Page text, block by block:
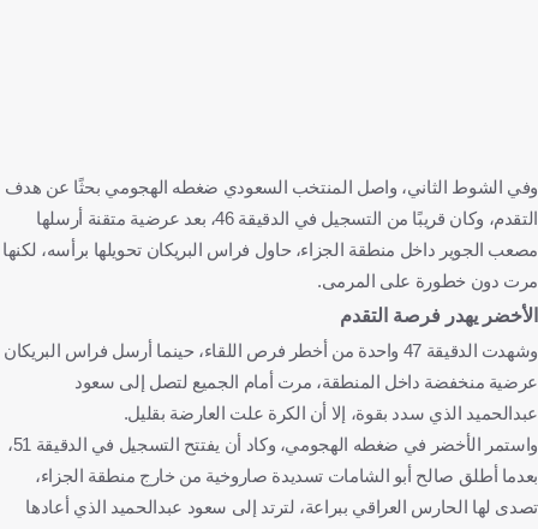
وفي الشوط الثاني، واصل المنتخب السعودي ضغطه الهجومي بحثًا عن هدف
التقدم، وكان قريبًا من التسجيل في الدقيقة 46، بعد عرضية متقنة أرسلها
مصعب الجوير داخل منطقة الجزاء، حاول فراس البريكان تحويلها برأسه، لكنها
مرت دون خطورة على المرمى.
الأخضر يهدر فرصة التقدم
وشهدت الدقيقة 47 واحدة من أخطر فرص اللقاء، حينما أرسل فراس البريكان
عرضية منخفضة داخل المنطقة، مرت أمام الجميع لتصل إلى سعود
عبدالحميد الذي سدد بقوة، إلا أن الكرة علت العارضة بقليل.
واستمر الأخضر في ضغطه الهجومي، وكاد أن يفتتح التسجيل في الدقيقة 51،
بعدما أطلق صالح أبو الشامات تسديدة صاروخية من خارج منطقة الجزاء،
تصدى لها الحارس العراقي ببراعة، لترتد إلى سعود عبدالحميد الذي أعادها